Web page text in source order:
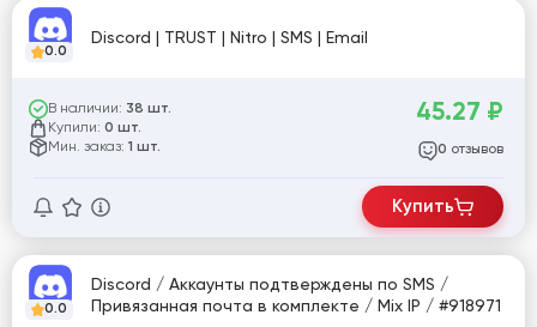
0.0
Discord | TRUST | Nitro | SMS | Email
В наличии: 38 шт.
Купили: 0 шт.
Мин. заказ: 1 шт.
45.27 ₽
0 отзывов
Купить
0.0
Discord / Аккаунты подтверждены по SMS /
Привязанная почта в комплекте / Mix IP / #918971